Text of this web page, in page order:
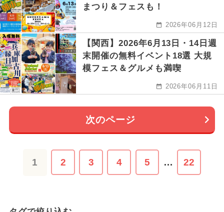
まつり＆フェスも！
2026年06月12日
【関西】2026年6月13日・14日週
末開催の無料イベント18選 大規
模フェス＆グルメも満喫
2026年06月11日
次のページ
1 2 3 4 5 … 22